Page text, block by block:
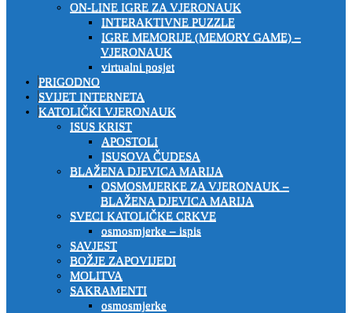
ON-LINE IGRE ZA VJERONAUK
INTERAKTIVNE PUZZLE
IGRE MEMORIJE (MEMORY GAME) –
VJERONAUK
virtualni posjet
PRIGODNO
SVIJET INTERNETA
KATOLIČKI VJERONAUK
ISUS KRIST
APOSTOLI
ISUSOVA ČUDESA
BLAŽENA DJEVICA MARIJA
OSMOSMJERKE ZA VJERONAUK –
BLAŽENA DJEVICA MARIJA
SVECI KATOLIČKE CRKVE
osmosmjerke – ispis
SAVJEST
BOŽJE ZAPOVIJEDI
MOLITVA
SAKRAMENTI
osmosmjerke